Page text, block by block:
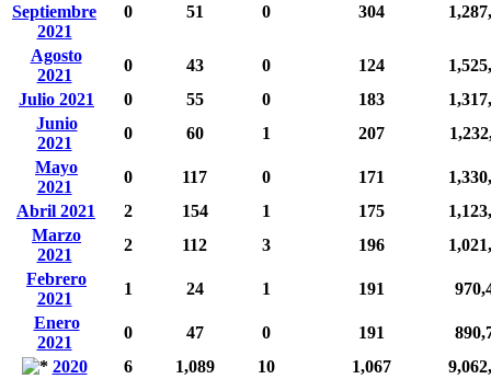
Septiembre
2021
0 51 0 304
Agosto
2021
0 43 0 124
Julio 2021
0 55 0 183
Junio
2021
0 60 1 207
Mayo
2021
0 117 0 171
Abril 2021
2 154 1 175
Marzo
2021
2 112 3 196
Febrero
2021
1 24 1 191
Enero
2021
0 47 0 191
2020
6 1,089 10 1,067